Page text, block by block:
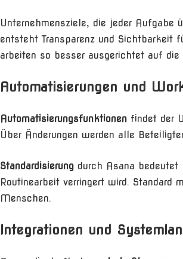
Unternehmensziele, die jeder Aufgabe
entsteht Transparenz und Sichtbarkeit
arbeiten so besser ausgerichtet auf die
Automatisierungen und
Automatisierungsfunktionen findet der
Über Änderungen werden alle
Standardisierung durch Asana bedeutet
Routinearbeit verringert wird. Standard
Menschen.
Integrationen und